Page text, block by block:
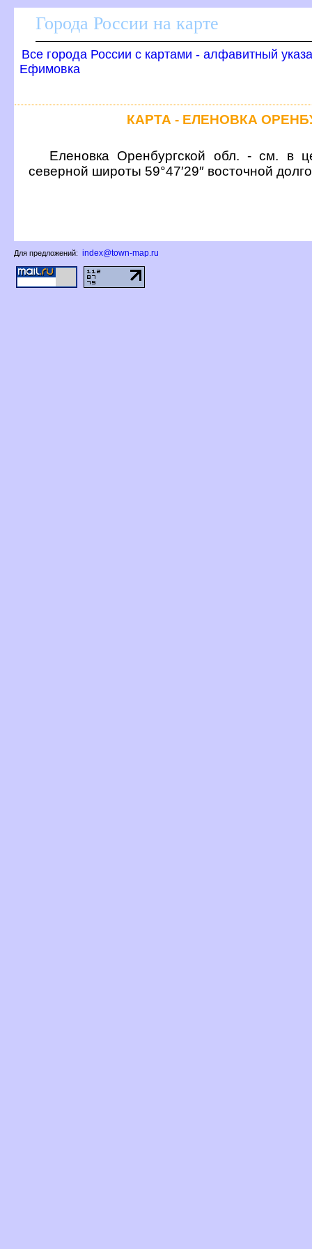
Города России на карте
се города России с картами - алфавитный
Ефимовка
КАРТА - ЕЛЕНОВКА
Еленовка Оренбургской обл. - см. в
северной широты 59°47′29″ восточной
Для предложений: index@town-map.ru